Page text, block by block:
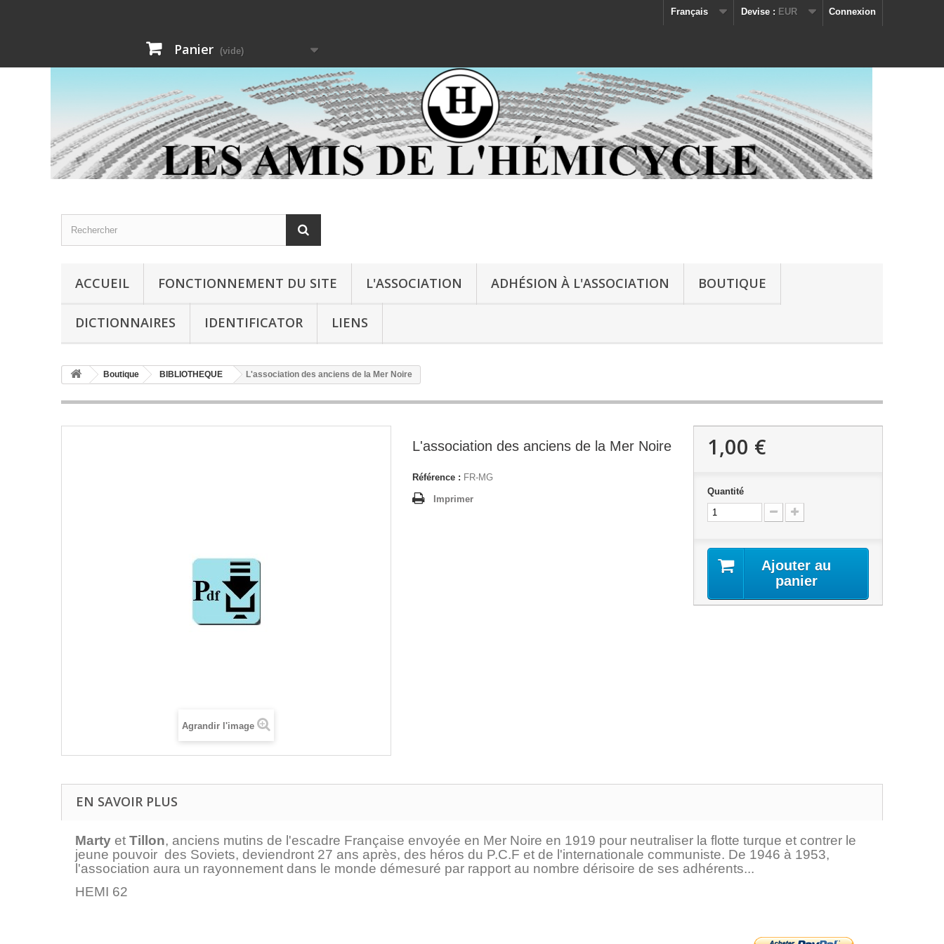
Panier (vide)
Connexion
Devise : EUR
Français
ACCUEIL FONCTIONNEMENT DU SITE L'ASSOCIATION ADHÉSION À L'ASSOCIATION BOUTIQUE
DICTIONNAIRES IDENTIFICATOR LIENS
Boutique BIBLIOTHEQUE L'association des anciens de la Mer Noire
Agrandir l'image
L'association des anciens de la Mer Noire
Référence : FR-MG
Imprimer
1,00 €
Quantité
Ajouter au
panier
EN SAVOIR PLUS
Marty et Tillon, anciens mutins de l'escadre Française envoyée en Mer Noire en 1919 pour neutraliser la flotte turque et contrer le
jeune pouvoir des Soviets, deviendront 27 ans après, des héros du P.C.F et de l'internationale communiste. De 1946 à 1953,
l'association aura un rayonnement dans le monde démesuré par rapport au nombre dérisoire de ses adhérents...
HEMI 62